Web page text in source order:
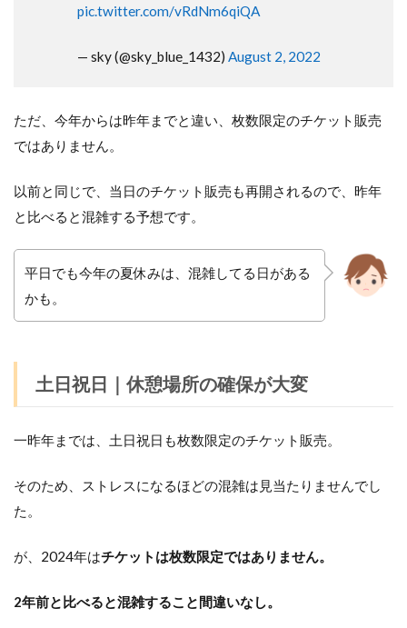
pic.twitter.com/vRdNm6qiQA
— sky (@sky_blue_1432) August 2, 2022
ただ、今年からは昨年までと違い、枚数限定のチケット販売
ではありません。
以前と同じで、当日のチケット販売も再開されるので、昨年
と比べると混雑する予想です。
平日でも今年の夏休みは、混雑してる日がある
かも。
土日祝日｜ 休憩場所の確保が大変
一昨年までは、土日祝日も枚数限定のチケット販売。
そのため、ストレスになるほどの混雑は見当たりませんでし
た。
が、2024年はチケットは枚数限定ではありません。
2年前と比べると混雑すること間違いなし。